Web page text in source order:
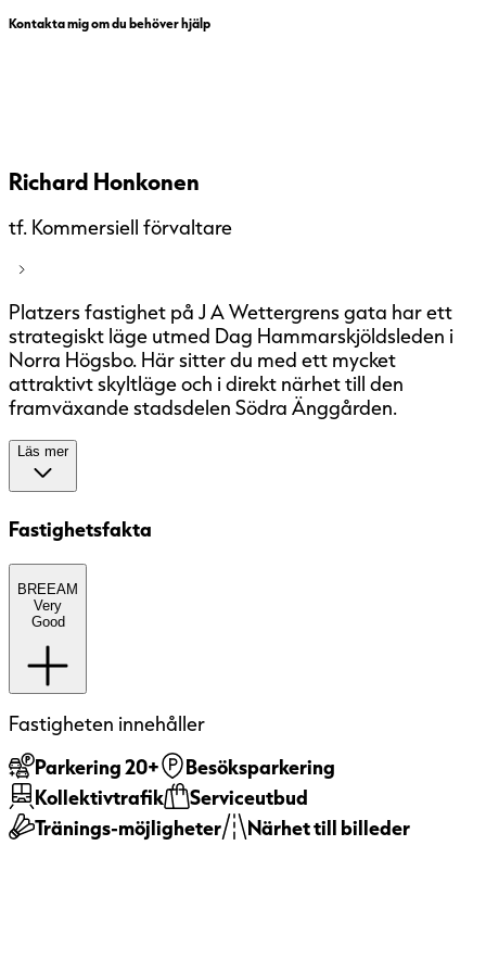
Kontakta mig om du behöver hjälp
Richard Honkonen
tf. Kommersiell förvaltare
Platzers fastighet på J A Wettergrens gata har ett
strategiskt läge utmed Dag Hammarskjöldsleden i
Norra Högsbo. Här sitter du med ett mycket
attraktivt skyltläge och i direkt närhet till den
framväxande stadsdelen Södra Änggården.
Fastigheten
Lokalutformning
Omgivning
Läs mer
Fastighetsfakta
BREEAM
Very
Good
byggnaders hållbarhet ur ett
helhetsperspektiv, bland annat utifrån
energi, inomhusmiljö, material, vatten och
hur byggnaden förvaltas. Certifieringen
innebär att byggnadens miljöprestanda har
granskats och verifierats av en oberoende
Fastigheten innehåller
Parkering 20+
Besöksparkering
Kollektivtrafik
Serviceutbud
Tränings-möjligheter
Närhet till billeder